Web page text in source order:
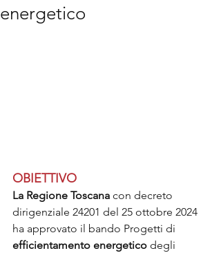
energetico
OBIETTIVO
La Regione Toscana con decreto
dirigenziale 24201 del 25 ottobre 2024
ha approvato il bando Progetti di
efficientamento energetico degli